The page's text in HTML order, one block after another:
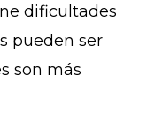
dificultades
pueden ser
son más